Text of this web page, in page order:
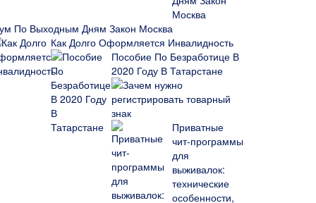
По Выходным Дням Закон Москва
Как Долго Оформляется Инвалидность
Пособие По Безработице В
2020 Году В Татарстане
Зачем нужно
регистрировать товарный
знак
Приватные
чит-программы
для
выживалок:
технические
особенности,